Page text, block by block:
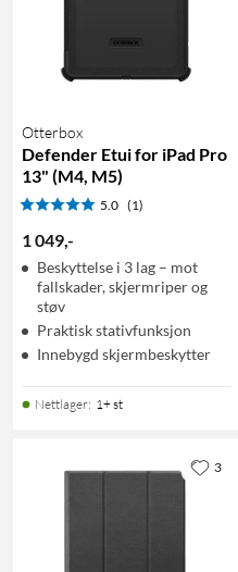
Otterbox
Defender Etui for iPad Pro
13" (M4, M5)
5.0 (1)
1 049,-
Beskyttelse i 3 lag – mot
fallskader, skjermriper og
støv
Praktisk stativfunksjon
Innebygd skjermbeskytter
Nettlager: 1+ st
3